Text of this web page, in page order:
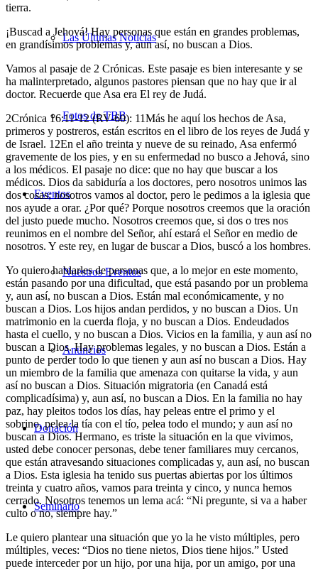
Las Últimas Noticias
Fotos de TBB
Eventos
Nuestros Eventos
Anuncios
Donación
Seminario
tierra.
¡Buscad a Jehová! Hay personas que están en grandes problemas,
en grandísimos problemas y, aun así, no buscan a Dios.
Vamos al pasaje de 2 Crónicas. Este pasaje es bien interesante y se
ha malinterpretado, algunos pastores piensan que no hay que ir al
doctor. Recuerde que Asa era El rey de Judá.
2Crónica 16:11-12 (RV-60): 11Más he aquí los hechos de Asa,
primeros y postreros, están escritos en el libro de los reyes de Judá y
de Israel. 12En el año treinta y nueve de su reinado, Asa enfermó
gravemente de los pies, y en su enfermedad no busco a Jehová, sino
a los médicos. El pasaje no dice: que no hay que buscar a los
médicos. Dios da sabiduría a los doctores, pero nosotros unimos las
dos cosas; nosotros vamos al doctor, pero le pedimos a la iglesia que
nos ayude a orar. ¿Por qué? Porque nosotros creemos que la oración
del justo puede mucho. Nosotros creemos que, si dos o tres nos
reunimos en el nombre del Señor, ahí estará el Señor en medio de
nosotros. Y este rey, en lugar de buscar a Dios, buscó a los hombres.
Yo quiero hablarles de personas que, a lo mejor en este momento,
están pasando por una dificultad, que está pasando por un problema
y, aun así, no buscan a Dios. Están mal económicamente, y no
buscan a Dios. Los hijos andan perdidos, y no buscan a Dios. Un
matrimonio en la cuerda floja, y no buscan a Dios. Endeudados
hasta el cuello, y no buscan a Dios. Vicios en la familia, y aun así no
buscan a Dios. Hay problemas legales, y no buscan a Dios. Están a
punto de perder todo lo que tienen y aun así no buscan a Dios. Hay
un miembro de la familia que amenaza con quitarse la vida, y aun
así no buscan a Dios. Situación migratoria (en Canadá está
complicadísima) y, aun así, no buscan a Dios. En la familia no hay
paz, hay pleitos todos los días, hay peleas entre el primo y el
sobrino, pelea la tía con el tío, pelea todo el mundo; y aun así no
buscan a Dios. Hermano, es triste la situación en la que vivimos,
usted debe conocer personas, debe tener familiares muy cercanos,
que están atravesando situaciones complicadas y, aun así, no buscan
a Dios. Esta iglesia ha tenido sus puertas abiertas por los últimos
treinta y cuatro años, vamos para treinta y cinco, y nunca hemos
cerrado. Nosotros tenemos un lema acá: “Ni pregunte, si va a haber
culto o no, siempre hay.”
Le quiero plantear una situación que yo la he visto múltiples, pero
múltiples, veces: “Dios no tiene nietos, Dios tiene hijos.” Usted
puede interceder por un hijo, por una hija, por un amigo, por una